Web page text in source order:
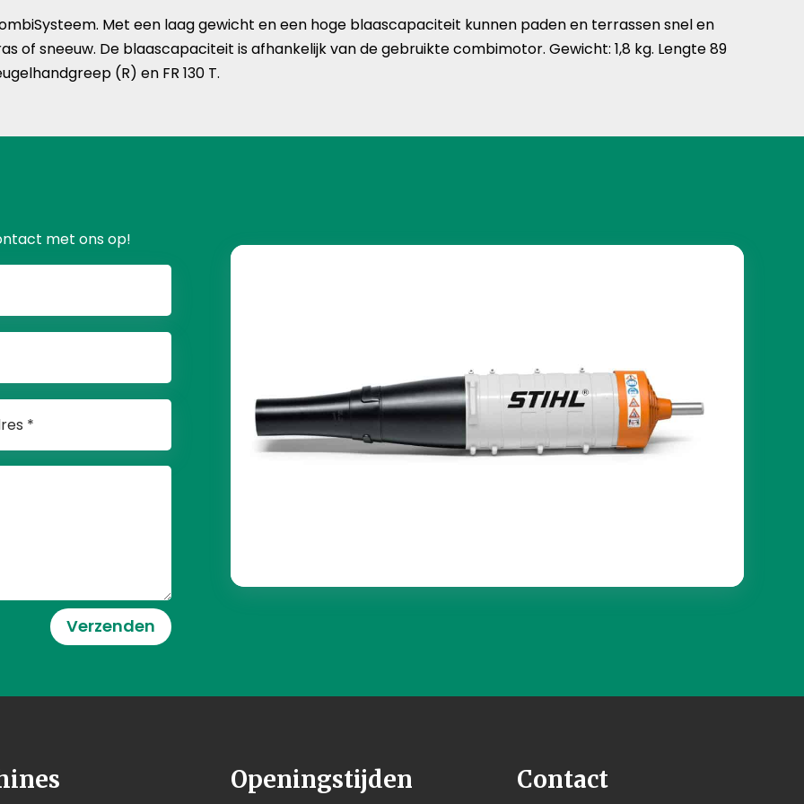
Met een laag gewicht en een hoge blaascapaciteit kunnen paden en terrassen snel en
of sneeuw. De blaascapaciteit is afhankelijk van de gebruikte combimotor. Gewicht: 1,8 kg. Lengte 89
(R) en FR 130 T.
met ons op!
Verzenden
Openingstijden Contact